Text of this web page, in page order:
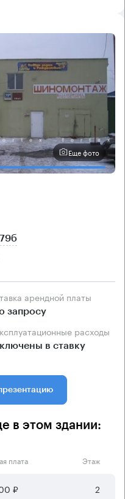
Еще фото
Ставка арендной платы
запросу
Эксплуатационные расходы
в ставку
в этом здании:
плата Этаж
₽ 2